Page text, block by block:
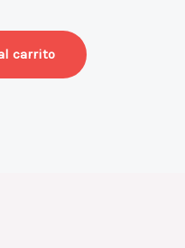
carrito